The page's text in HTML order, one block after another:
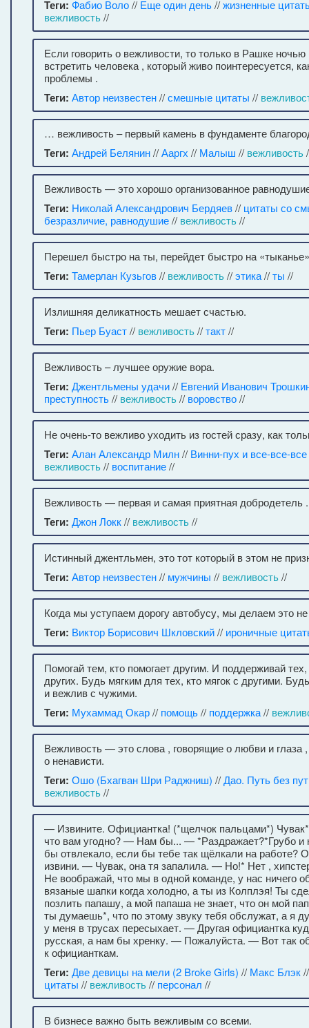
Теги: Фабио Воло// Еще один день//жизненные
вежливость//
Если говорить о вежливости, то только в Рашке
встретить человека , который живо поинтересуется,
проблемы .
Теги: Автор неизвестен//смешные цитаты //
… вежливость – первый камень в фундаменте
Теги: Андрей Белянин//Ааргх // Малыш // вежливость
Вежливость — это хорошо организованное
Теги: Николай Александрович Бердяев// цитаты со
безразличие, равнодушие// вежливость//
Перешел быстро на ты, перейдет быстро на «тыканье»
Теги: Тамерлан Кузьгов// вежливость//этика//ты //
Излишняя деликатность мешает счастью.
Теги: Пьер Буаст// вежливость//такт//
Вежливость – лучшее оружие вора.
Теги: Джентльмены удачи// Евгений Иванович
преступность// вежливость// воровство//
Не очень-то вежливо уходить из гостей сразу, как
Теги: Алан Александр Милн// Винни-пух и все-все-все
вежливость// воспитание//
Вежливость — первая и самая приятная добродетель .
Теги: Джон Локк// вежливость//
Истинный джентльмен, это тот который в этом не
Теги: Автор неизвестен// мужчины // вежливость//
Когда мы уступаем дорогу автобусу, мы делаем это
Теги: Виктор Борисович Шкловский// ироничные
Помогай тем, кто помогает другим. И поддерживай
других. Будь мягким для тех, кто мягок с другими.
и вежлив с чужими.
Теги: Мухаммад Окар// помощь// поддержка//
Вежливость — это слова , говорящие о любви и глаза
о ненависти.
Теги: Ошо (Бхагван Шри Раджниш) //Дао. Путь без
вежливость//
— Извините. Официантка! (*щелчок пальцами*)
что вам угодно? — Нам бы... — *Раздражает?*Грубо и
бы отвлекало, если бы тебе так щёлкали на работе?
извини. — Чувак, она тя запалила. — Но!* Нет ,
Не воображай, что мы в одной команде, у нас ничего
вязаные шапки когда холодно, а ты из Колплэя! Ты
позлить папашу, а мой папаша не знает, что он мой
ты думаешь*, что по этому звуку тебя обслужат, а я
у меня в трусах пересыхает. — Другая официантка
русская, а нам бы хренку. — Пожалуйста. — Вот так
к официанткам.
Теги: Две девицы на мели (2 Broke Girls) // Макс Блэк
цитаты // вежливость// персонал //
В бизнесе важно быть вежливым со всеми.